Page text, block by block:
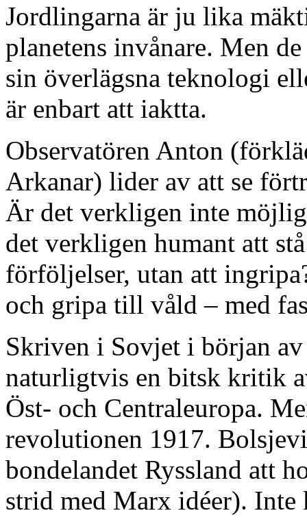
Jordlingarna är ju lika
planetens invånare. Men
sin överlägsna teknologi
är enbart att iaktta.
Observatören Anton
Arkanar) lider av att se
Är det verkligen inte
det verkligen humant att
förföljelser, utan att
och gripa till våld – med
Skriven i Sovjet i början
naturligtvis en bitsk kritik
Öst- och Centraleuropa.
revolutionen 1917.
bondelandet Ryssland att
strid med Marx idéer). Inte